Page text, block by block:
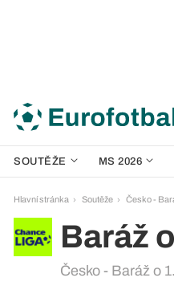
SOUTĚŽE MS 2026
Hlavní stránka Soutěže Česko -
Baráž
Česko - Baráž o